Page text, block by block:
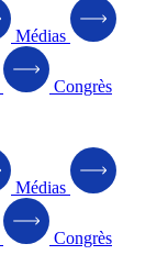
Médias
Congrès
Médias
Congrès